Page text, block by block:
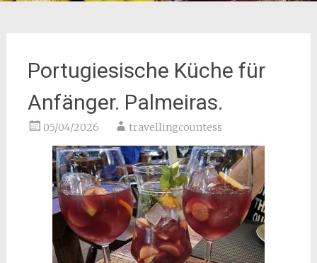
Portugiesische Küche für
Anfänger. Palmeiras.
05/04/2026 travellingcountess